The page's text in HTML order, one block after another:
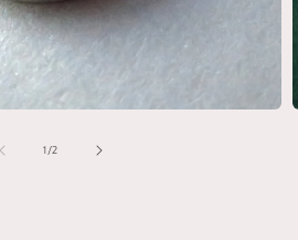
1 /von
2